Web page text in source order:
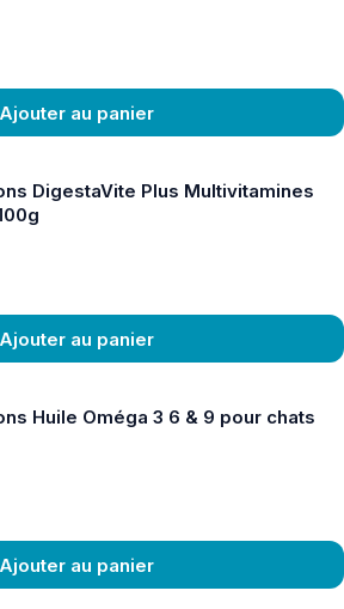
Ajouter au panier
DigestaVite Plus Multivitamines
Ajouter au panier
Huile Oméga 3 6 & 9 pour chats
Ajouter au panier